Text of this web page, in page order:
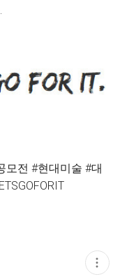
모전 #현대미술 #대
현
재